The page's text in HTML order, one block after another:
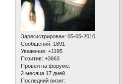
Зарегистрирован: 05-05-2010
Сообщений: 1891
Уважение: +1195
Позитив: +3663
Провел на форуме:
2 месяца 17 дней
Последний визит: